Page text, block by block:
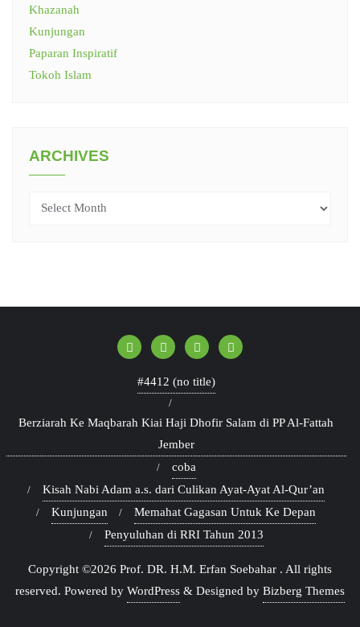
Khazanah
Kunjungan
Paparan Inspiratif
Tokoh Islam
ARCHIVES
Archives
#4412 (no title)
Berziarah Ke Maqbarah Kiai Haji Dhofir Salam di PP Al-Fattah
Jember
coba
Kisah Nabi Adam a.s. dari Culikan Ayat-Ayat Al-Qur’an
Kunjungan
Memahat Gagasan Untuk Ke Depan
Penyuluhan di RRI Tahun 2013
Copyright ©2026 Prof. DR. H.M. Erfan Soebahar . All rights
reserved. Powered by WordPress & Designed by Bizberg Themes